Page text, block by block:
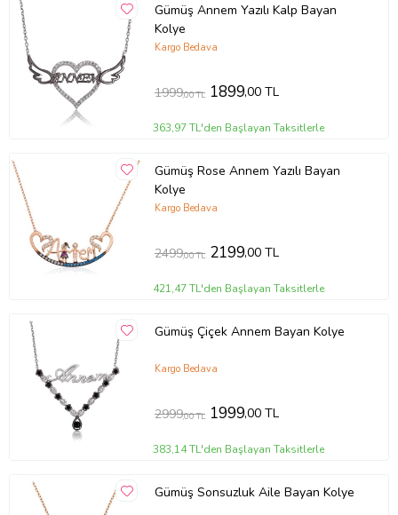
Gümüş Annem Yazılı Kalp Bayan
Kolye
Kargo Bedava
1999,00 TL 1899,00 TL
363,97 TL'den Başlayan Taksitlerle
Gümüş Rose Annem Yazılı Bayan
Kolye
Kargo Bedava
2499,00 TL 2199,00 TL
421,47 TL'den Başlayan Taksitlerle
Gümüş Çiçek Annem Bayan Kolye
Kargo Bedava
2999,00 TL 1999,00 TL
383,14 TL'den Başlayan Taksitlerle
Gümüş Sonsuzluk Aile Bayan Kolye